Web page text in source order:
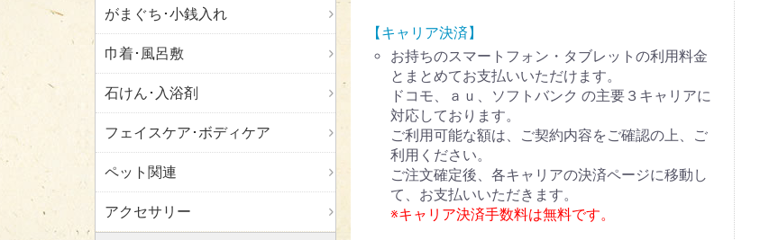
がまぐち･小銭入れ
巾着･風呂敷
石けん･入浴剤
フェイスケア･ボディケア
ペット関連
アクセサリー
【キャリア決済】
お持ちのスマートフォン・タブレットの利用料金
とまとめてお支払いいただけます。
ドコモ、ａｕ、ソフトバンク の主要３キャリアに
対応しております。
ご利用可能な額は、ご契約内容をご確認の上、ご
利用ください。
ご注文確定後、各キャリアの決済ページに移動し
て、お支払いいただきます。
※キャリア決済手数料は無料です。